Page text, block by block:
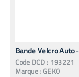
Bande Velcro
Code DOD : 193221
Marque : GEKO